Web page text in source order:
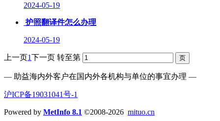
2024-05-19
护照翻译件怎么办理
2024-05-19
上一页1下一页 转至第
— 助益海内外客户在国内外各机构与单位的事宜办理 —
沪ICP备19031041号-1
Powered by MetInfo 8.1 ©2008-2026 mituo.cn